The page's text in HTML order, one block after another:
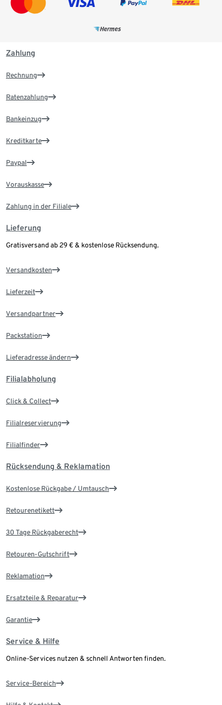
Zahlung
Rechnung
Ratenzahlung
Bankeinzug
Kreditkarte
Paypal
Vorauskasse
Zahlung in der Filiale
Lieferung
Gratisversand ab 29 € & kostenlose Rücksendung.
Versandkosten
Lieferzeit
Versandpartner
Packstation
Lieferadresse ändern
Filialabholung
Click & Collect
Filialreservierung
Filialfinder
Rücksendung & Reklamation
Kostenlose Rückgabe / Umtausch
Retourenetikett
30 Tage Rückgaberecht
Retouren-Gutschrift
Reklamation
Ersatzteile & Reparatur
Garantie
Service & Hilfe
Online-Services nutzen & schnell Antworten finden.
Service-Bereich